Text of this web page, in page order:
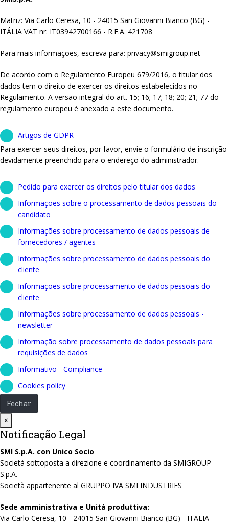
Matriz: Via Carlo Ceresa, 10 - 24015 San Giovanni Bianco (BG) -
ITÁLIA VAT nr: IT03942700166 - R.E.A. 421708
Para mais informações, escreva para: privacy@smigroup.net
De acordo com o Regulamento Europeu 679/2016, o titular dos
dados tem o direito de exercer os direitos estabelecidos no
Regulamento. A versão integral do art. 15; 16; 17; 18; 20; 21; 77 do
regulamento europeu é anexado a este documento.
Artigos de GDPR
Para exercer seus direitos, por favor, envie o formulário de inscrição
devidamente preenchido para o endereço do administrador.
Pedido para exercer os direitos pelo titular dos dados
Informações sobre o processamento de dados pessoais do
candidato
Informações sobre processamento de dados pessoais de
fornecedores / agentes
Informações sobre processamento de dados pessoais do
cliente
Informações sobre processamento de dados pessoais do
cliente
Informações sobre processamento de dados pessoais -
newsletter
Informação sobre processamento de dados pessoais para
requisições de dados
Informativo - Compliance
Cookies policy
Fechar
×
Notificação Legal
SMI S.p.A. con Unico Socio
Società sottoposta a direzione e coordinamento da SMIGROUP
S.p.A.
Società appartenente al GRUPPO IVA SMI INDUSTRIES
Sede amministrativa e Unità produttiva:
Via Carlo Ceresa, 10 - 24015 San Giovanni Bianco (BG) - ITALIA